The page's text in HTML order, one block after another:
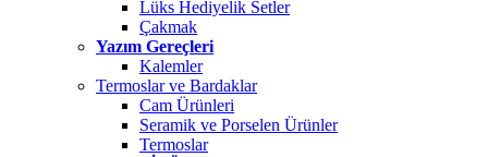
Lüks Hediyelik Setler
Çakmak
Yazım Gereçleri
Kalemler
Termoslar ve Bardaklar
Cam Ürünleri
Seramik ve Porselen Ürünler
Termoslar